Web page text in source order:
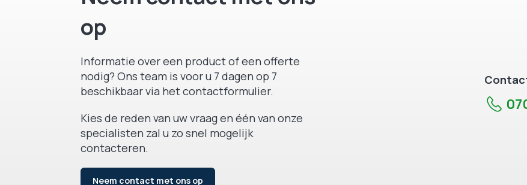
op
Informatie over een product of een offerte
nodig? Ons team is voor u 7 dagen op 7
beschikbaar via het contactformulier.
Kies de reden van uw vraag en één van onze
specialisten zal u zo snel mogelijk
contacteren.
Neem contact met ons op